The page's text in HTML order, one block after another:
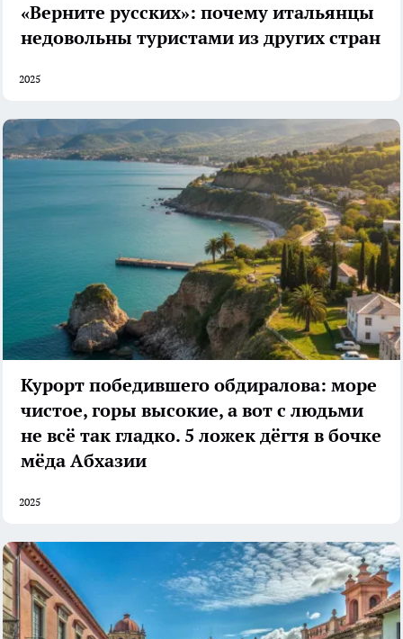
«Верните русских»: почему итальянцы
недовольны туристами из других стран
2025
Курорт победившего обдиралова: море
чистое, горы высокие, а вот с людьми
не всё так гладко. 5 ложек дёгтя в бочке
мёда Абхазии
2025